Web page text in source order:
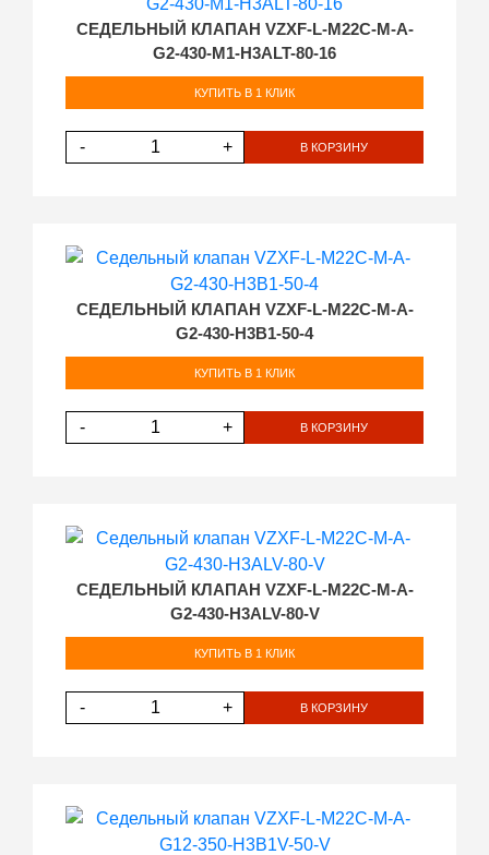
СЕДЕЛЬНЫЙ КЛАПАН VZXF-L-M22C-M-A-
G2-430-M1-H3ALT-80-16
КУПИТЬ В 1 КЛИК
- + В КОРЗИНУ
СЕДЕЛЬНЫЙ КЛАПАН VZXF-L-M22C-M-A-
G2-430-H3B1-50-4
КУПИТЬ В 1 КЛИК
- + В КОРЗИНУ
СЕДЕЛЬНЫЙ КЛАПАН VZXF-L-M22C-M-A-
G2-430-H3ALV-80-V
КУПИТЬ В 1 КЛИК
- + В КОРЗИНУ